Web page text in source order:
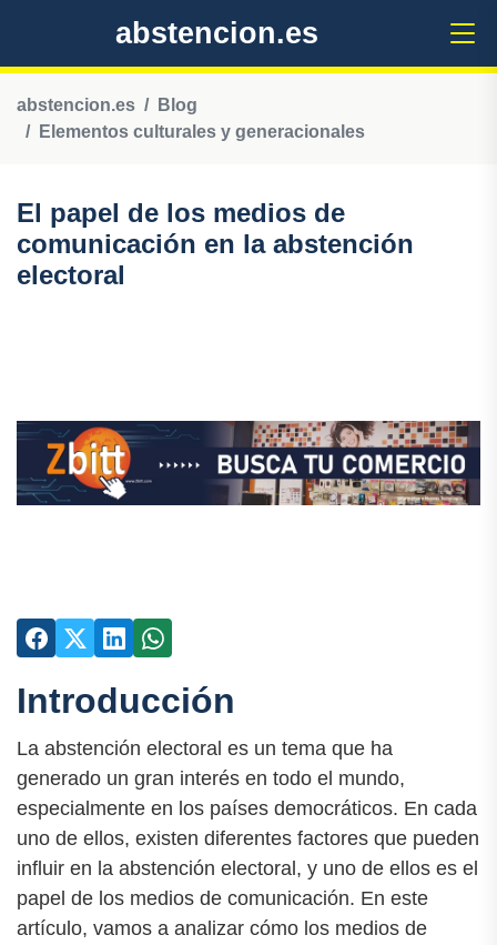
abstencion.es
abstencion.es
Blog
Elementos culturales y generacionales
El papel de los medios de
comunicación en la abstención
electoral
Introducción
La abstención electoral es un tema que ha
generado un gran interés en todo el mundo,
especialmente en los países democráticos. En cada
uno de ellos, existen diferentes factores que pueden
influir en la abstención electoral, y uno de ellos es el
papel de los medios de comunicación. En este
artículo, vamos a analizar cómo los medios de